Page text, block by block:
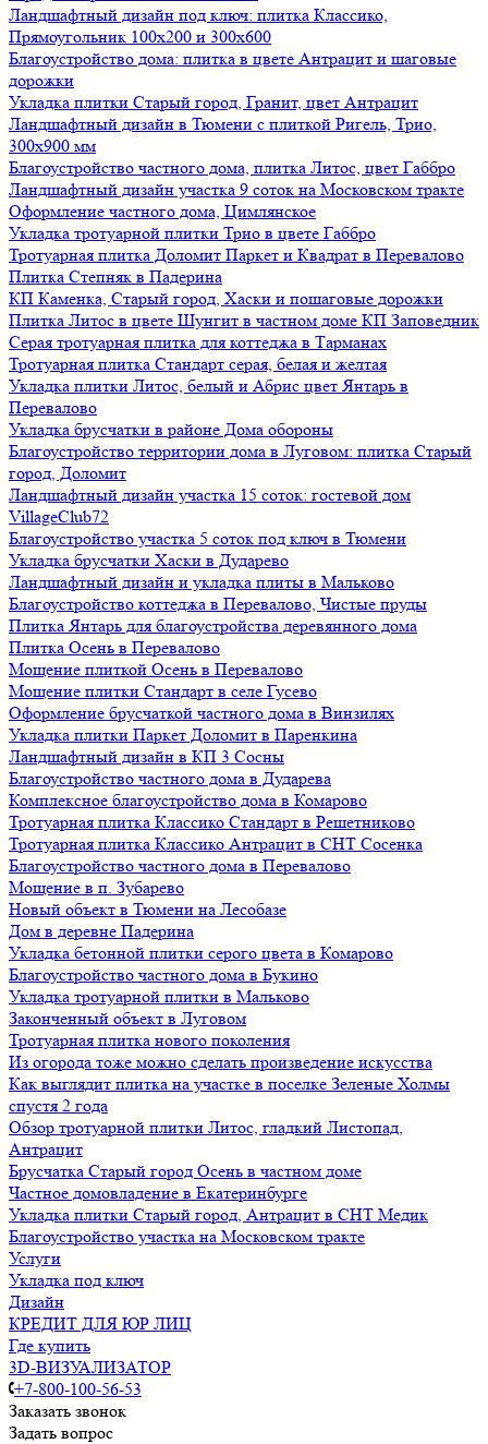
Ландшафтный дизайн под ключ: плитка Классико,
Прямоугольник 100х200 и 300х600
Благоустройство дома: плитка в цвете Антрацит и шаговые
дорожки
Укладка плитки Старый город, Гранит, цвет Антрацит
Ландшафтный дизайн в Тюмени с плиткой Ригель, Трио,
300х900 мм
Благоустройство частного дома, плитка Литос, цвет Габбро
Ландшафтный дизайн участка 9 соток на Московском тракте
Оформление частного дома, Цимлянское
Укладка тротуарной плитки Трио в цвете Габбро
Тротуарная плитка Доломит Паркет и Квадрат в Перевалово
Плитка Степняк в Падерина
КП Каменка, Старый город, Хаски и пошаговые дорожки
Плитка Литос в цвете Шунгит в частном доме КП Заповедник
Серая тротуарная плитка для коттеджа в Тарманах
Тротуарная плитка Стандарт серая, белая и желтая
Укладка плитки Литос, белый и Абрис цвет Янтарь в
Перевалово
Укладка брусчатки в районе Дома обороны
Благоустройство территории дома в Луговом: плитка Старый
город, Доломит
Ландшафтный дизайн участка 15 соток: гостевой дом
VillageClub72
Благоустройство участка 5 соток под ключ в Тюмени
Укладка брусчатки Хаски в Дударево
Ландшафтный дизайн и укладка плиты в Мальково
Благоустройство коттеджа в Перевалово, Чистые пруды
Плитка Янтарь для благоустройства деревянного дома
Плитка Осень в Перевалово
Мощение плиткой Осень в Перевалово
Мощение плитки Стандарт в селе Гусево
Оформление брусчаткой частного дома в Винзилях
Укладка плитки Паркет Доломит в Паренкина
Ландшафтный дизайн в КП 3 Сосны
Благоустройство частного дома в Дударева
Комплексное благоустройство дома в Комарово
Тротуарная плитка Классико Стандарт в Решетниково
Тротуарная плитка Классико Антрацит в СНТ Сосенка
Благоустройство частного дома в Перевалово
Мощение в п. Зубарево
Новый объект в Тюмени на Лесобазе
Дом в деревне Падерина
Укладка бетонной плитки серого цвета в Комарово
Благоустройство частного дома в Букино
Укладка тротуарной плитки в Мальково
Законченный объект в Луговом
Тротуарная плитка нового поколения
Из огорода тоже можно сделать произведение искусства
Как выглядит плитка на участке в поселке Зеленые Холмы
спустя 2 года
Обзор тротуарной плитки Литос, гладкий Листопад,
Антрацит
Брусчатка Старый город Осень в частном доме
Частное домовладение в Екатеринбурге
Укладка плитки Старый город, Антрацит в СНТ Медик
Благоустройство участка на Московском тракте
Услуги
Укладка под ключ
Дизайн
КРЕДИТ ДЛЯ ЮР ЛИЦ
Где купить
3D-ВИЗУАЛИЗАТОР
+7-800-100-56-53
Заказать звонок
Задать вопрос